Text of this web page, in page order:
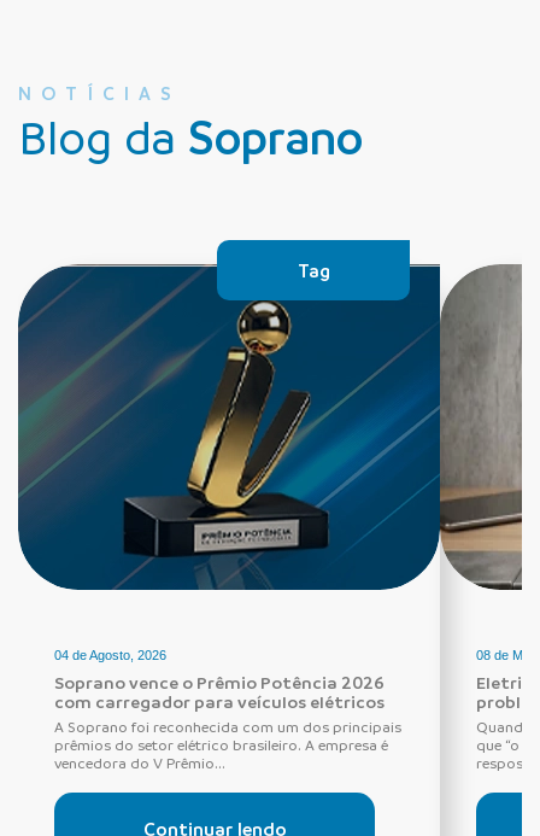
NOTÍCIAS
Blog da Soprano
Tag
04 de Agosto, 2026
Soprano vence o Prêmio Potência 2026
com carregador para veículos elétricos
A Soprano foi reconhecida com um dos principais
prêmios do setor elétrico brasileiro. A empresa é
vencedora do V Prêmio...
Continuar lendo
08 de
Quando
que “o
resposta